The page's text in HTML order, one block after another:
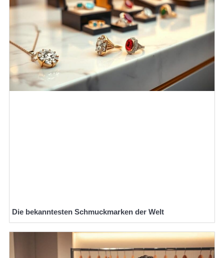
Die bekanntesten Schmuckmarken der Welt